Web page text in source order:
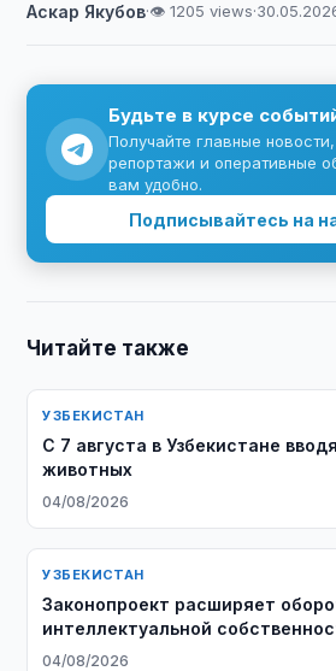
Аскар Якубов·👁 1205 views·
Будьте в курсе
Получайте главные
репортажи и оперативные
вам удобно.
Подписывайтесь на
Читайте также
УЗБЕКИСТАН
С 7 августа в Узбекистане
животных
04/08/2026
УЗБЕКИСТАН
Законопроект расширяет
интеллектуальной
04/08/2026